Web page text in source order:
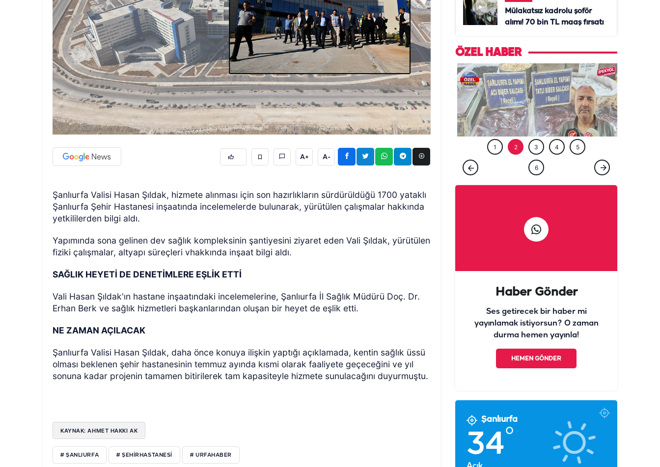
A+ A-
Şanlıurfa Valisi Hasan Şıldak, hizmete alınması için son hazırlıkların sürdürüldüğü 1700 yataklı
Şanlıurfa Şehir Hastanesi inşaatında incelemelerde bulunarak, yürütülen çalışmalar hakkında
yetkililerden bilgi aldı.
Yapımında sona gelinen dev sağlık kompleksinin şantiyesini ziyaret eden Vali Şıldak, yürütülen
fiziki çalışmalar, altyapı süreçleri vhakkında inşaat bilgi aldı.
SAĞLIK HEYETİ DE DENETİMLERE EŞLİK ETTİ
Vali Hasan Şıldak'ın hastane inşaatındaki incelemelerine, Şanlıurfa İl Sağlık Müdürü Doç. Dr.
Erhan Berk ve sağlık hizmetleri başkanlarından oluşan bir heyet de eşlik etti.
NE ZAMAN AÇILACAK
Şanlıurfa Valisi Hasan Şıldak, daha önce konuya ilişkin yaptığı açıklamada, kentin sağlık üssü
olması beklenen şehir hastanesinin temmuz ayında kısmi olarak faaliyete geçeceğini ve yıl
sonuna kadar projenin tamamen bitirilerek tam kapasiteyle hizmete sunulacağını duyurmuştu.
KAYNAK: AHMET HAKKI AK
# ŞANLIURFA # ŞEHIRHASTANESI # URFAHABER
Mülakatsız kadrolu şoför
alımı! 70 bin TL maaş fırsatı
ÖZEL HABER
ÖZEL HABER ÖZEL HABER
3
Haber Gönder
yayınlamak istiyorsun? O zaman
HEMEN GÖNDER